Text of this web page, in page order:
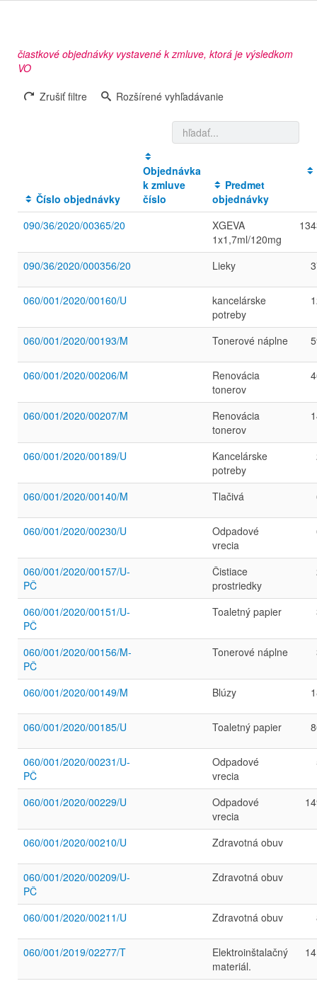
čiastkové objednávky vystavené k zmluve, ktorá je výsledkom
VO
Zrušiť filtre
Rozšírené vyhľadávanie
Číslo objednávky
Objednávka
k zmluve
číslo
Predmet
objednávky
090/36/2020/00365/20
XGEVA
1x1,7ml/120mg
090/36/2020/000356/20 Lieky
060/001/2020/00160/U
kancelárske
potreby
060/001/2020/00193/M Tonerové náplne
060/001/2020/00206/M
Renovácia
tonerov
060/001/2020/00207/M
Renovácia
tonerov
060/001/2020/00189/U
Kancelárske
potreby
060/001/2020/00140/M Tlačivá
060/001/2020/00230/U
Odpadové
vrecia
060/001/2020/00157/U-
PČ
Čistiace
prostriedky
060/001/2020/00151/U-
PČ
Toaletný papier
060/001/2020/00156/M-
PČ
Tonerové náplne
060/001/2020/00149/M Blúzy
060/001/2020/00185/U Toaletný papier
060/001/2020/00231/U-
PČ
Odpadové
vrecia
060/001/2020/00229/U
Odpadové
vrecia
060/001/2020/00210/U Zdravotná obuv
060/001/2020/00209/U-
PČ
Zdravotná obuv
060/001/2020/00211/U Zdravotná obuv
060/001/2019/02277/T
Elektroinštalačný
materiál.